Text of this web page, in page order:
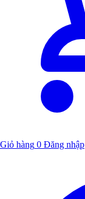
Giỏ hàng 0 Đăng nhập